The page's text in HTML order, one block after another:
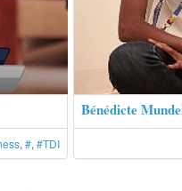
, #, #TDI
Bénédicte